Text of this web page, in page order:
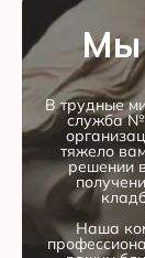
Мы
В трудные
служба №
тяжело
решении
Наша